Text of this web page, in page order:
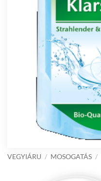
VEGYIÁRU / MOSOGATÁS /